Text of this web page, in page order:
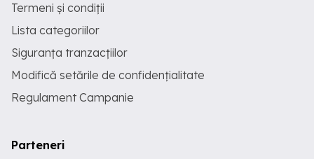
Termeni și condiții
Lista categoriilor
Siguranța tranzacțiilor
Modifică setările de confidențialitate
Regulament Campanie
Parteneri